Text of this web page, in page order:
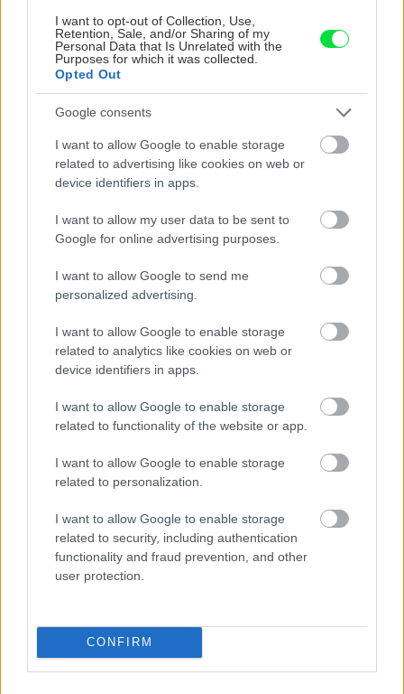
I want to opt-out of Collection, Use,
Retention, Sale, and/or Sharing of my
Personal Data that Is Unrelated with the
Purposes for which it was collected.
Opted Out
Google consents
I want to allow Google to enable storage
related to advertising like cookies on web or
device identifiers in apps.
I want to allow my user data to be sent to
Google for online advertising purposes.
I want to allow Google to send me
personalized advertising.
I want to allow Google to enable storage
related to analytics like cookies on web or
device identifiers in apps.
I want to allow Google to enable storage
related to functionality of the website or app.
I want to allow Google to enable storage
related to personalization.
I want to allow Google to enable storage
related to security, including authentication
functionality and fraud prevention, and other
user protection.
CONFIRM
Na Morave prerobila
starú chalupu na
nepoznanie: Keď
vojdete dnu, zabudnete,
že nie ste v Toskánsku
S motorovou pílou sa
dokáže aj podpísať.
Slovák sa nebál a v
Čičmanoch si postavil
montovaný domček v
10 najčastejších
skrytých chýb, ktoré
prekvapiť
vôňa dreva: Takáto
premena zrubu z roku
deň!
DOM